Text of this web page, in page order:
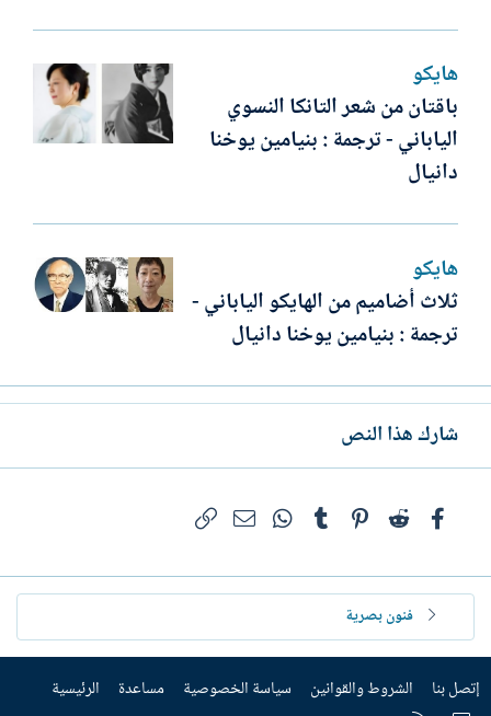
هايكو
باقتان من شعر التانكا النسوي
الياباني - ترجمة : بنيامين يوخنا
دانيال
هايكو
ثلاث أضاميم من الهايكو الياباني -
ترجمة : بنيامين يوخنا دانيال
شارك هذا النص
فيسبوكReddit
Pinterest
Tumblr
WhatsAppالبريد الإلكتروني
فنون بصرية
إتصل بنا الشروط والقوانين سياسة الخصوصية مساعدة الرئيسية